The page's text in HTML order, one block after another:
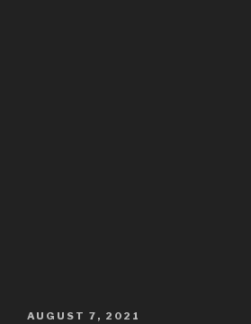
POSTED
AUGUST 7, 2021